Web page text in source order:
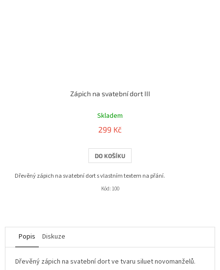
Zápich na svatební dort III
hodnocení
je
z
5
Skladem
299 Kč
DO KOŠÍKU
Dřevěný zápich na svatební dort s vlastním textem na přání.
Kód: 100
Popis Diskuze
Dřevěný zápich na svatební dort ve tvaru siluet novomanželů.